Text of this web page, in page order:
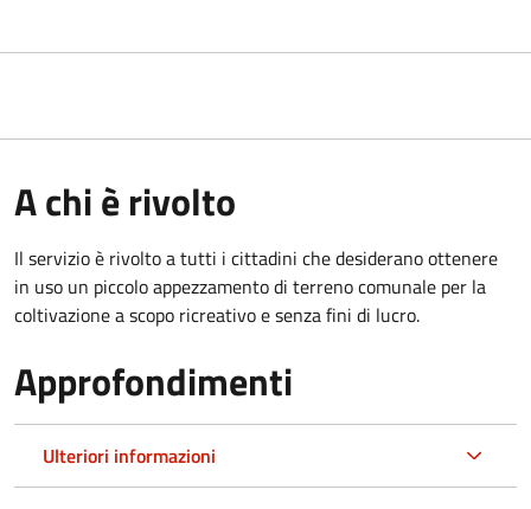
A chi è rivolto
Il servizio è rivolto a tutti i cittadini che desiderano ottenere
in uso un piccolo appezzamento di terreno comunale per la
coltivazione a scopo ricreativo e senza fini di lucro.
Approfondimenti
Ulteriori informazioni